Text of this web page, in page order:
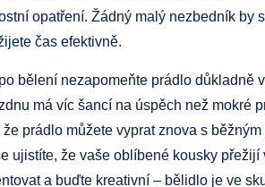
opatření. Žádný malý nezbedník by
čas efektivně.
bělení nezapomeňte prádlo důkladně
má víc šancí na úspěch než mokré
že prádlo můžete vyprat znova s
ujistíte, že vaše oblíbené kousky
a buďte kreativní – bělidlo je ve